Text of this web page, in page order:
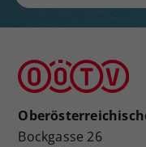
Bockgasse 26